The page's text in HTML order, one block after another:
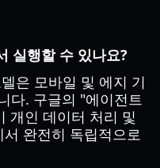
실행할 수 있나요?
은 모바일 및 에지 기
다. 구글의 "에이전트
개인 데이터 처리 및
완전히 독립적으로